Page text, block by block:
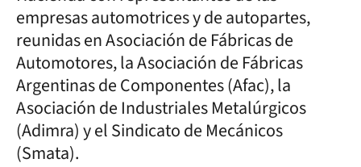
empresas automotrices y de autopartes,
reunidas en Asociación de Fábricas de
Automotores, la Asociación de Fábricas
Argentinas de Componentes (Afac), la
Asociación de Industriales Metalúrgicos
(Adimra) y el Sindicato de Mecánicos
(Smata).